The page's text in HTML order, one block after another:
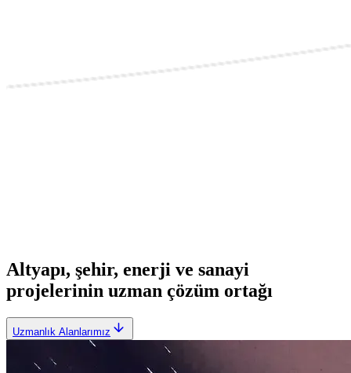
Altyapı, şehir, enerji ve sanayi
projelerinin uzman çözüm ortağı
Uzmanlık Alanlarımız